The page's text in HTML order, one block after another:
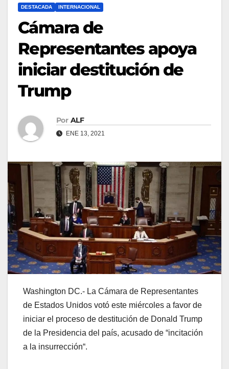
DESTACADA INTERNACIONAL
Cámara de
Representantes apoya
iniciar destitución de
Trump
Por ALF
ENE 13, 2021
Washington DC.- La Cámara de Representantes
de Estados Unidos votó este miércoles a favor de
iniciar el proceso de destitución de Donald Trump
de la Presidencia del país, acusado de “incitación
a la insurrección“.